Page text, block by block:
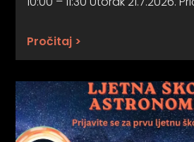
Pročitaj >